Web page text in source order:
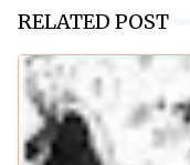
RELATED POST